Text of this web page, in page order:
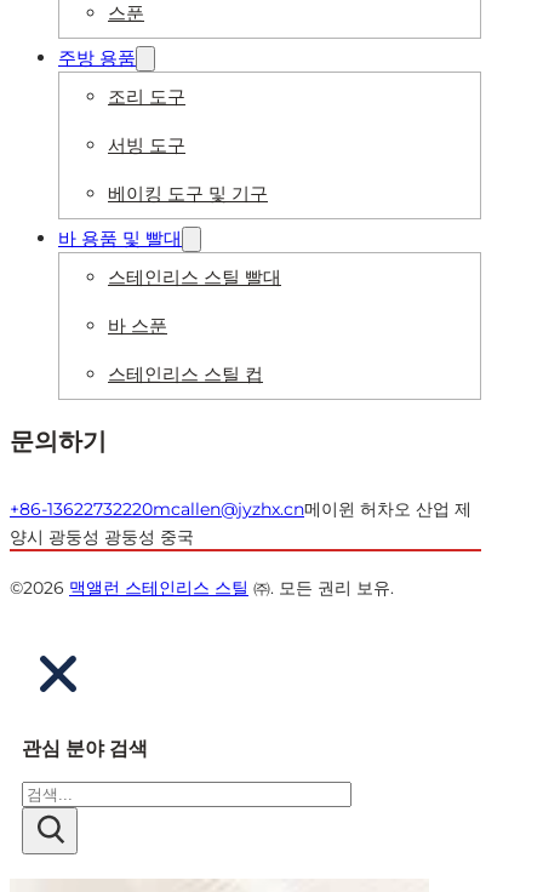
스푼
주방 용품
조리 도구
서빙 도구
베이킹 도구 및 기구
바 용품 및 빨대
스테인리스 스틸 빨대
바 스푼
스테인리스 스틸 컵
문의하기
+86-13622732220mcallen@jyzhx.cn메이윈 허차오 산업 제
양시 광둥성 광둥성 중국
©2026 맥앨런 스테인리스 스틸 ㈜. 모든 권리 보유.
관심 분야 검색
검
색